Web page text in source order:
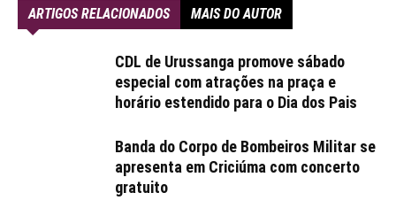
ARTIGOS RELACIONADOS MAIS DO AUTOR
CDL de Urussanga promove sábado
especial com atrações na praça e
horário estendido para o Dia dos Pais
Banda do Corpo de Bombeiros Militar se
apresenta em Criciúma com concerto
gratuito